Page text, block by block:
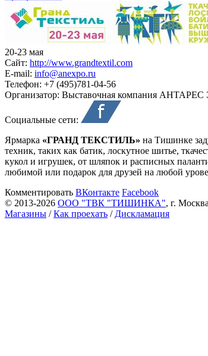
20-23 мая
Сайт: http://www.grandtextil.com
E-mail: info@anexpo.ru
Телефон: +7 (495)781-04-56
Организатор: Выставочная компания
Социальные сети:
Ярмарка «ГРАНД ТЕКСТИЛЬ» на Тишинке
техник, таких как батик, лоскутное шитье,
кукол и игрушек, от шляпок и расписных
любимой или подарок для друзей на любой
Комментировать ВКонтакте Facebook
© 2013-2026 ООО "ТВК "ТИШИНКА", г. Москва
Магазины /Как проехать / Дискламация